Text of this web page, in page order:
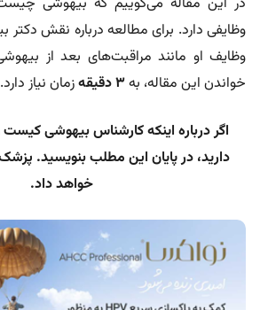
وظایفی دارد. برای مطالعه درباره نقش
وظایف او مانند مراقبت‌های بعد از
خواندن این مقاله، به۳ دقیقه زمان نیاز دارد.
اگر درباره اینکه کارشناس بیهوشی
دارید، در پایان این مطلب بنویسید.
خواهد داد.